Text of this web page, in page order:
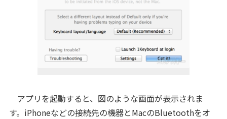
アプリを起動すると、図のような画面が表示されま
す。iPhoneなどの接続先の機器とMacのBluetoothをオ